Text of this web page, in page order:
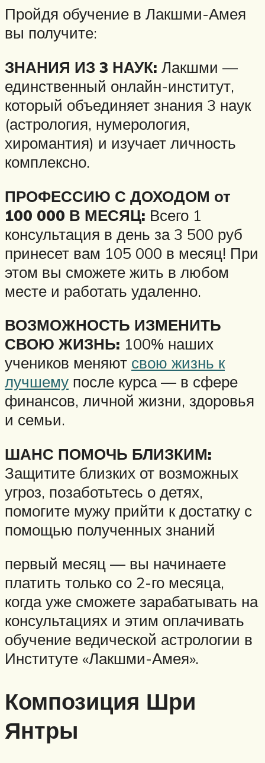
Пройдя обучение в Лакшми-Амея
вы получите:
ЗНАНИЯ ИЗ 3 НАУК: Лакшми —
единственный онлайн-институт,
который объединяет знания 3 наук
(астрология, нумерология,
хиромантия) и изучает личность
комплексно.
ПРОФЕССИЮ С ДОХОДОМ от
100 000 В МЕСЯЦ: Всего 1
консультация в день за 3 500 руб
принесет вам 105 000 в месяц! При
этом вы сможете жить в любом
месте и работать удаленно.
ВОЗМОЖНОСТЬ ИЗМЕНИТЬ
СВОЮ ЖИЗНЬ: 100% наших
учеников меняют свою жизнь к
лучшему после курса — в сфере
финансов, личной жизни, здоровья
и семьи.
ШАНС ПОМОЧЬ БЛИЗКИМ:
Защитите близких от возможных
угроз, позаботьтесь о детях,
помогите мужу прийти к достатку с
помощью полученных знаний
первый месяц — вы начинаете
платить только со 2-го месяца,
когда уже сможете зарабатывать на
консультациях и этим оплачивать
обучение ведической астрологии в
Институте «Лакшми-Амея».
Композиция Шри
Янтры